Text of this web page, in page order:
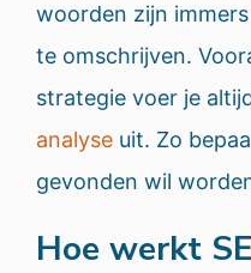
woorden zijn
te omschrijven.
strategie voer je
analyse uit. Zo
gevonden wil
Hoe werkt